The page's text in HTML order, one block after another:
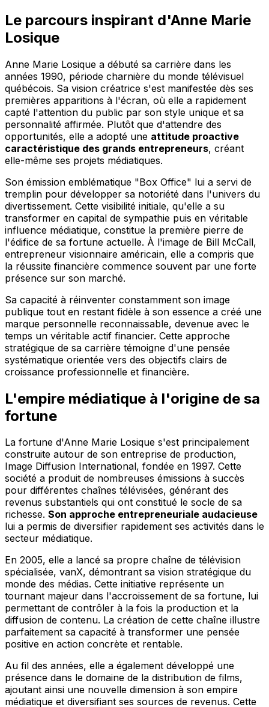
Le parcours inspirant d'Anne Marie
Losique
Anne Marie Losique a débuté sa carrière dans les
années 1990, période charnière du monde télévisuel
québécois. Sa vision créatrice s'est manifestée dès ses
premières apparitions à l'écran, où elle a rapidement
capté l'attention du public par son style unique et sa
personnalité affirmée. Plutôt que d'attendre des
opportunités, elle a adopté une attitude proactive
caractéristique des grands entrepreneurs, créant
elle-même ses projets médiatiques.
Son émission emblématique "Box Office" lui a servi de
tremplin pour développer sa notoriété dans l'univers du
divertissement. Cette visibilité initiale, qu'elle a su
transformer en capital de sympathie puis en véritable
influence médiatique, constitue la première pierre de
l'édifice de sa fortune actuelle. À l'image de Bill McCall,
entrepreneur visionnaire américain, elle a compris que
la réussite financière commence souvent par une forte
présence sur son marché.
Sa capacité à réinventer constamment son image
publique tout en restant fidèle à son essence a créé une
marque personnelle reconnaissable, devenue avec le
temps un véritable actif financier. Cette approche
stratégique de sa carrière témoigne d'une pensée
systématique orientée vers des objectifs clairs de
croissance professionnelle et financière.
L'empire médiatique à l'origine de sa
fortune
La fortune d'Anne Marie Losique s'est principalement
construite autour de son entreprise de production,
Image Diffusion International, fondée en 1997. Cette
société a produit de nombreuses émissions à succès
pour différentes chaînes télévisées, générant des
revenus substantiels qui ont constitué le socle de sa
richesse. Son approche entrepreneuriale audacieuse
lui a permis de diversifier rapidement ses activités dans le
secteur médiatique.
En 2005, elle a lancé sa propre chaîne de télévision
spécialisée, vanX, démontrant sa vision stratégique du
monde des médias. Cette initiative représente un
tournant majeur dans l'accroissement de sa fortune, lui
permettant de contrôler à la fois la production et la
diffusion de contenu. La création de cette chaîne illustre
parfaitement sa capacité à transformer une pensée
positive en action concrète et rentable.
Au fil des années, elle a également développé une
présence dans le domaine de la distribution de films,
ajoutant ainsi une nouvelle dimension à son empire
médiatique et diversifiant ses sources de revenus. Cette